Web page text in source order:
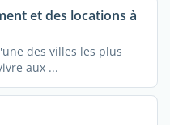
et des locations à
des villes les plus
aux ...